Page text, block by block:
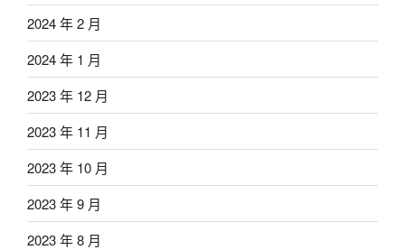
2024 年 2 月
2024 年 1 月
2023 年 12 月
2023 年 11 月
2023 年 10 月
2023 年 9 月
2023 年 8 月